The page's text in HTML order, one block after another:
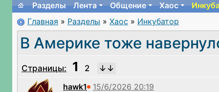
Разделы
Лента Общение Хаос
Главная » Разделы » Хаос » Инкубатор
В Америке тоже
Страницы: 1
2
hawk1